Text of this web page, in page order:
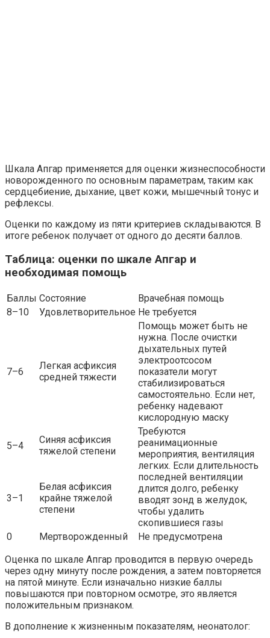
Шкала Апгар применяется для оценки жизнеспособности
новорожденного по основным параметрам, таким как
сердцебиение, дыхание, цвет кожи, мышечный тонус и
рефлексы.
Оценки по каждому из пяти критериев складываются. В
итоге ребенок получает от одного до десяти баллов.
Таблица: оценки по шкале Апгар и
необходимая помощь
Баллы Состояние
Врачебная помощь
8–10
Удовлетворительное Не требуется
7–6
Легкая асфиксия
средней тяжести
Помощь может быть не
нужна. После очистки
дыхательных путей
электроотсосом
показатели могут
стабилизироваться
самостоятельно. Если нет,
ребенку надевают
кислородную маску
5–4
Синяя асфиксия
тяжелой степени
Требуются
реанимационные
мероприятия, вентиляция
легких. Если длительность
последней вентиляции
длится долго, ребенку
вводят зонд в желудок,
чтобы удалить
скопившиеся газы
3–1
Белая асфиксия
крайне тяжелой
степени
0 Мертворожденный
Не предусмотрена
Оценка по шкале Апгар проводится в первую очередь
через одну минуту после рождения, а затем повторяется
на пятой минуте. Если изначально низкие баллы
повышаются при повторном осмотре, это является
положительным признаком.
В дополнение к жизненным показателям, неонатолог: